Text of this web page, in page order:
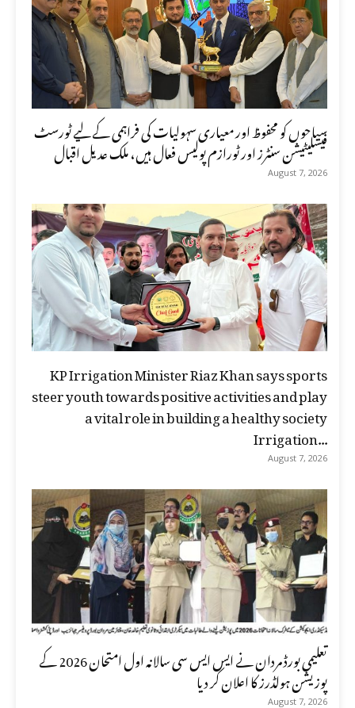
سیاحوں کو محفوظ اور معیاری سہولیات کی فراہمی کے لیے ٹورسٹ
فیسلیٹیشن سنٹرز اور ٹورازم پولیس فعال ہیں، ملک عدیل اقبال
August 7, 2026
KP Irrigation Minister Riaz Khan says sports
steer youth towards positive activities and play
a vital role in building a healthy society
Irrigation...
August 7, 2026
تعلیمی بورڈ مردان نے ایس ایس سی سالانہ اول امتحان 2026 کے
پوزیشن ہولڈرز کا اعلان کر دیا
August 7, 2026